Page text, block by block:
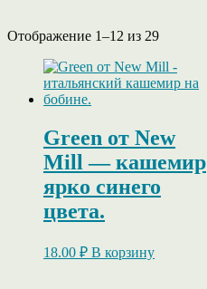
Отображение 1–12 из 29
Green от New
Mill — кашемир
ярко синего
цвета.
18.00 ₽ В корзину